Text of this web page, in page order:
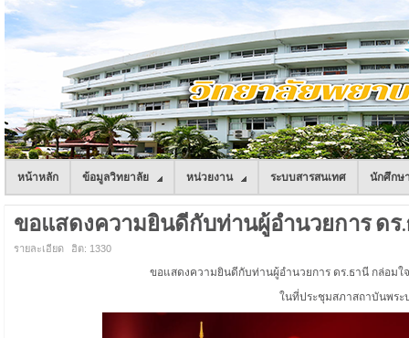
หน้าหลัก ข้อมูลวิทยาลัย หน่วยงาน ระบบสารสนเทศ นักศึกษ
ขอแสดงความยินดีกับท่านผู้อำนวยการ ดร
รายละเอียด ฮิต: 1330
ขอแสดงความยินดีกับท่านผู้อำนวยการ ดร.ธานี กล่อม
ในที่ประชุมสภาสถาบันพระ